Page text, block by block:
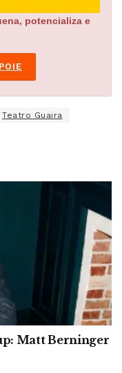
potencializa e
Teatro Guaira
Matt Berninger